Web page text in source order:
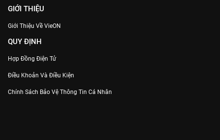
GIỚI THIỆU
Giới Thiệu Về VieON
QUY ĐỊNH
Hợp Đồng Điện Tử
Điều Khoản Và Điều Kiện
Chính Sách Bảo Vệ Thông Tin Cá Nhân